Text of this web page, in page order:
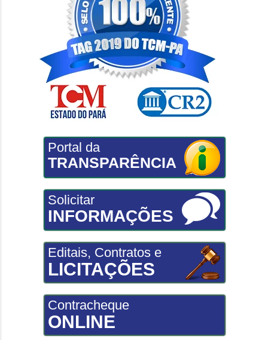
Portal da
TRANSPARÊNCIA
Solicitar
INFORMAÇÕES
Editais, Contratos e
LICITAÇÕES
Contracheque
ONLINE